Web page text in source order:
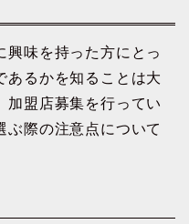
興味を持った方にとっ
あるかを知ることは大
加盟店募集を行ってい
ぶ際の注意点について